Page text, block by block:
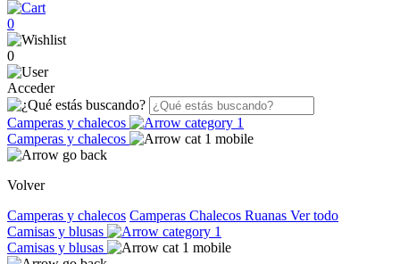
0
0
Acceder
Camperas y chalecos
Camperas y chalecos
Volver
Camperas y chalecos Camperas Chalecos Ruanas Ver todo
Camisas y blusas
Camisas y blusas